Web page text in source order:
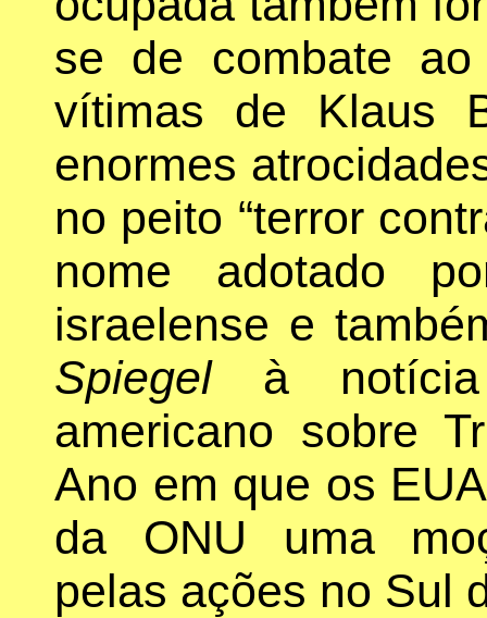
se de combate
vítimas de Klaus
enormes
no peito “terror
nome adotado
israelense e
Spiegelà notícia
americano sobre
Ano em que os
da ONU uma
pelas ações no Sul